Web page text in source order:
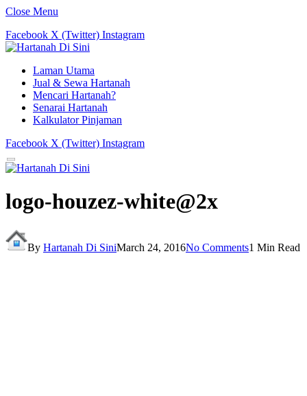
Close Menu
Facebook X (Twitter) Instagram
Laman Utama
Jual & Sewa Hartanah
Mencari Hartanah?
Senarai Hartanah
Kalkulator Pinjaman
Facebook X (Twitter) Instagram
logo-houzez-white@2x
By Hartanah Di SiniMarch 24, 2016No Comments1 Min Read